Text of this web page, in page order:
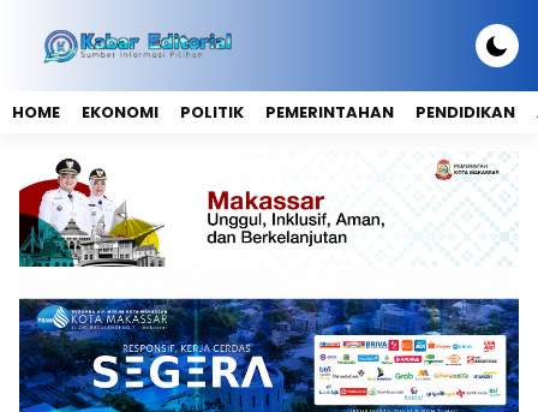
HOME EKONOMI POLITIK PEMERINTAHAN PENDIDIKAN